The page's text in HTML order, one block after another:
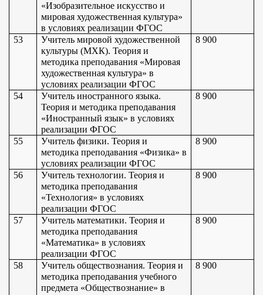
«Изобразительное искусство и
мировая художественная культура»
в условиях реализации ФГОС
53
Учитель мировой художественной
культуры (МХК). Теория и
методика преподавания «Мировая
художественная культура» в
условиях реализации ФГОС
8 900
54
Учитель иностранного языка.
Теория и методика преподавания
«Иностранный язык» в условиях
реализации ФГОС
8 900
55
Учитель физики. Теория и
методика преподавания «Физика» в
условиях реализации ФГОС
8 900
56
Учитель технологии. Теория и
методика преподавания
«Технология» в условиях
реализации ФГОС
8 900
57
Учитель математики. Теория и
методика преподавания
«Математика» в условиях
реализации ФГОС
8 900
58
Учитель обществознания. Теория и
методика преподавания учебного
предмета «Обществознание» в
8 900